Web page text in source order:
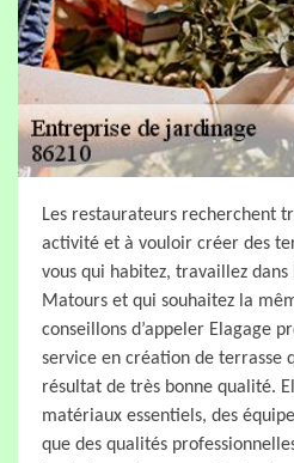
Les restaurateurs recherchent
activité et à vouloir créer des
vous qui habitez, travaillez dans
Matours et qui souhaitez la
conseillons d’appeler Elagage
service en création de terrasse
résultat de très bonne qualité.
matériaux essentiels, des
que des qualités